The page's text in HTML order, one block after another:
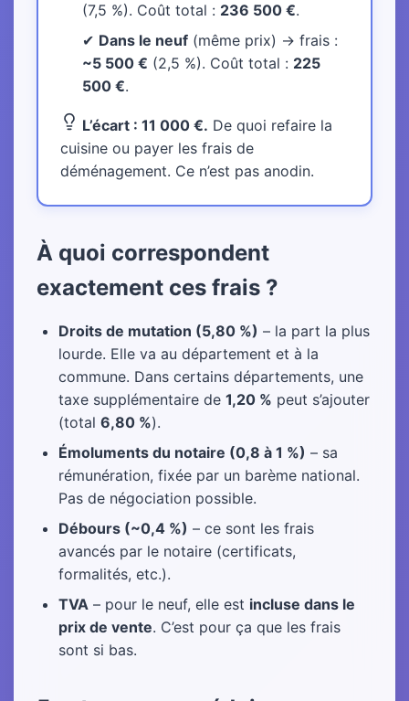
(7,5 %). Coût total : 236 500 €.
✔ Dans le neuf (même prix) → frais :
~5 500 € (2,5 %). Coût total : 225
500 €.
L’écart : 11 000 €. De quoi refaire la
cuisine ou payer les frais de
déménagement. Ce n’est pas anodin.
À quoi correspondent
exactement ces frais ?
Droits de mutation (5,80 %) – la part la plus
lourde. Elle va au département et à la
commune. Dans certains départements, une
taxe supplémentaire de 1,20 % peut s’ajouter
(total 6,80 %).
Émoluments du notaire (0,8 à 1 %) – sa
rémunération, fixée par un barème national.
Pas de négociation possible.
Débours (~0,4 %) – ce sont les frais
avancés par le notaire (certificats,
formalités, etc.).
TVA – pour le neuf, elle est incluse dans le
prix de vente. C’est pour ça que les frais
sont si bas.